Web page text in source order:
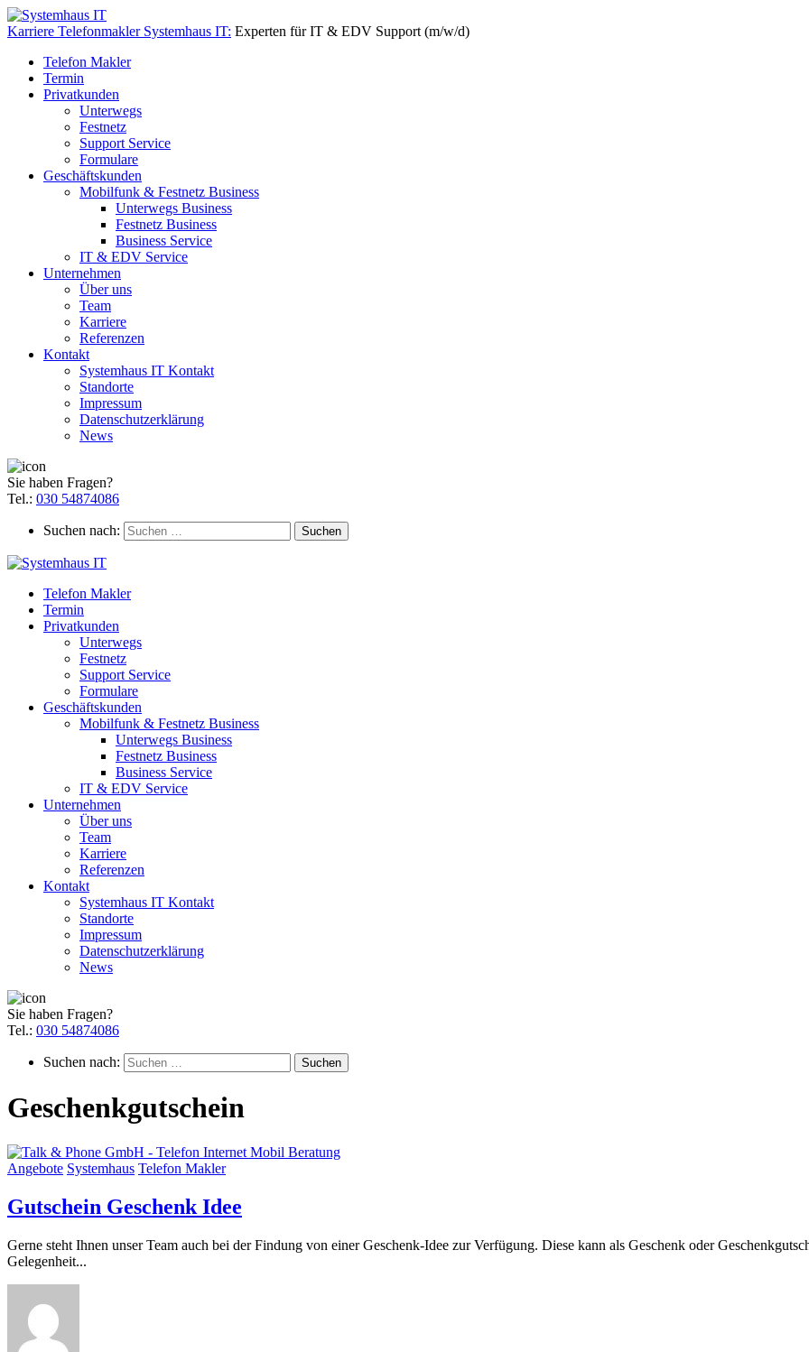
Karriere Telefonmakler Systemhaus IT: Experten für IT & EDV Support (m/w/d)
Telefon Makler
Termin
Privatkunden
Unterwegs
Festnetz
Support Service
Formulare
Geschäftskunden
Mobilfunk & Festnetz Business
Unterwegs Business
Festnetz Business
Business Service
IT & EDV Service
Unternehmen
Über uns
Team
Karriere
Referenzen
Kontakt
Systemhaus IT Kontakt
Standorte
Impressum
Datenschutzerklärung
News
Sie haben Fragen?
Tel.: 030 54874086
Suchen nach:
Telefon Makler
Termin
Privatkunden
Unterwegs
Festnetz
Support Service
Formulare
Geschäftskunden
Mobilfunk & Festnetz Business
Unterwegs Business
Festnetz Business
Business Service
IT & EDV Service
Unternehmen
Über uns
Team
Karriere
Referenzen
Kontakt
Systemhaus IT Kontakt
Standorte
Impressum
Datenschutzerklärung
News
Sie haben Fragen?
Tel.: 030 54874086
Suchen nach:
Geschenkgutschein
Angebote Systemhaus Telefon Makler
Gutschein Geschenk Idee
Gerne steht Ihnen unser Team auch bei der Findung von einer Geschenk-Idee zur Verfügung. Diese kann als Geschenk oder
Gelegenheit...